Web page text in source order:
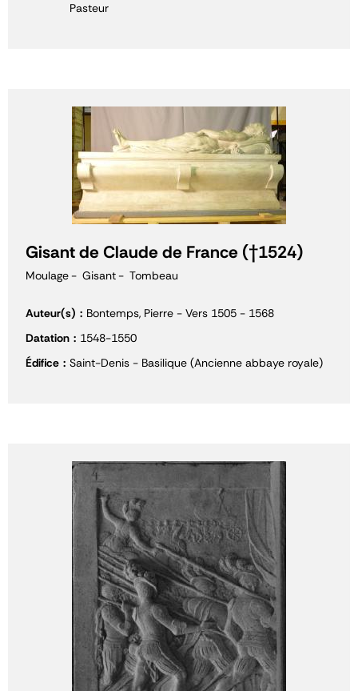
Pasteur
Gisant de Claude de France (†1524)
Moulage Gisant Tombeau
Auteur(s)
Bontemps, Pierre - Vers 1505 - 1568
Datation
1548-1550
Édifice
Saint-Denis - Basilique (Ancienne abbaye royale)